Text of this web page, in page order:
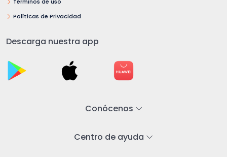
Términos de uso
Políticas de Privacidad
Descarga nuestra app
Conócenos
Centro de ayuda